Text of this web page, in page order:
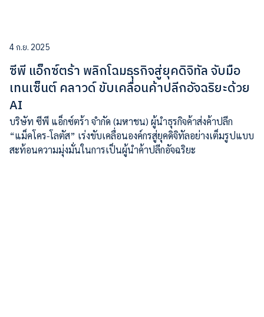
4 ก.ย. 2025
ซีพี แอ็กซ์ตร้า พลิกโฉมธุรกิจสู่ยุคดิจิทัล จับมือ
เทนเซ็นต์ คลาวด์ ขับเคลื่อนค้าปลีกอัจฉริยะด้วย
AI
บริษัท ซีพี แอ็กซ์ตร้า จำกัด (มหาชน) ผู้นำธุรกิจค้าส่งค้าปลีก
“แม็คโคร-โลตัส” เร่งขับเคลื่อนองค์กรสู่ยุคดิจิทัลอย่างเต็มรูปแบบ
สะท้อนความมุ่งมั่นในการเป็นผู้นำค้าปลีกอัจฉริยะ